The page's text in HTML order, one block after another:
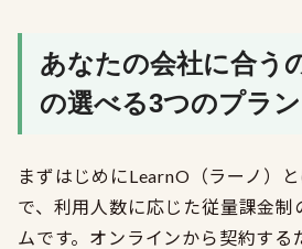
あなたの会社に合う
の選べる3つのプラン
まずはじめにLearnO（ラーノ）
で、利用人数に応じた従量課金制
ムです。オンラインから契約する